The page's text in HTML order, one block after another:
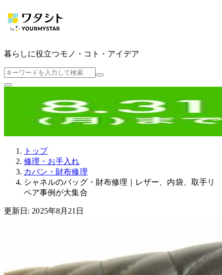
暮らしに役立つモノ・コト・アイデア
トップ
修理・お手入れ
カバン・財布修理
シャネルのバッグ・財布修理｜レザー、内袋、取手リ
ペア事例が大集合
更新日: 2025年8月21日